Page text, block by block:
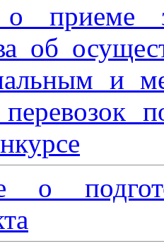
о приеме
об
и
перевозок
о